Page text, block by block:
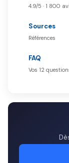
4.9/5 · 1 800
Sources
Références
FAQ
Vos 12